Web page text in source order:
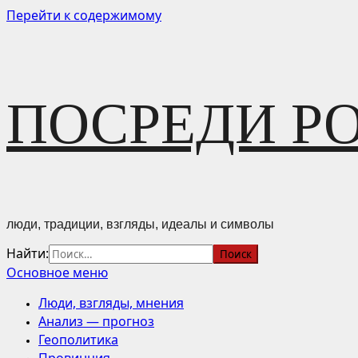
Перейти к содержимому
ПОСРЕДИ
люди, традиции, взгляды, идеалы и символы
Найти:
Основное меню
Люди, взгляды, мнения
Анализ — прогноз
Геополитика